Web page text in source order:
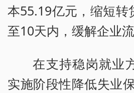
本55.19亿元，缩短转
至10天内，缓解企业
在支持稳岗就业
实施阶段性降低失业